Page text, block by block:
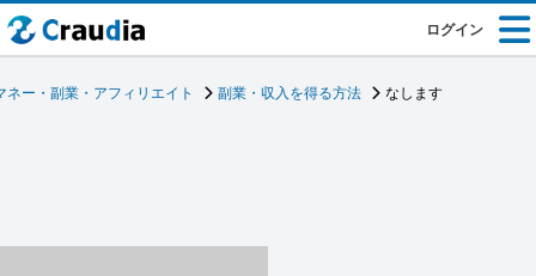
ログイン
ネー・副業・アフィリエイト 副業・収入を得る方法 なします